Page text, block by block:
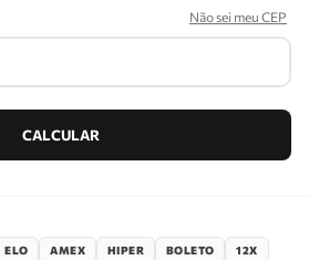
Não sei meu CEP
ELO AMEX HIPER BOLETO 12X